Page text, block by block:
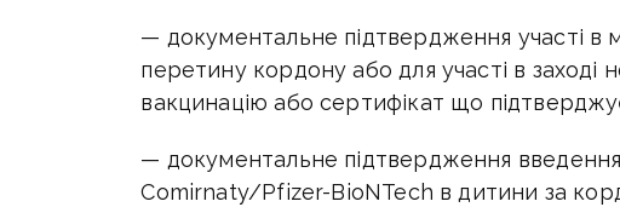
— документальне підтвердження участі в
перетину кордону або для участі в заході
вакцинацію або сертифікат що
— документальне підтвердження
Comirnaty/Pfizer-BioNTech в дитини за